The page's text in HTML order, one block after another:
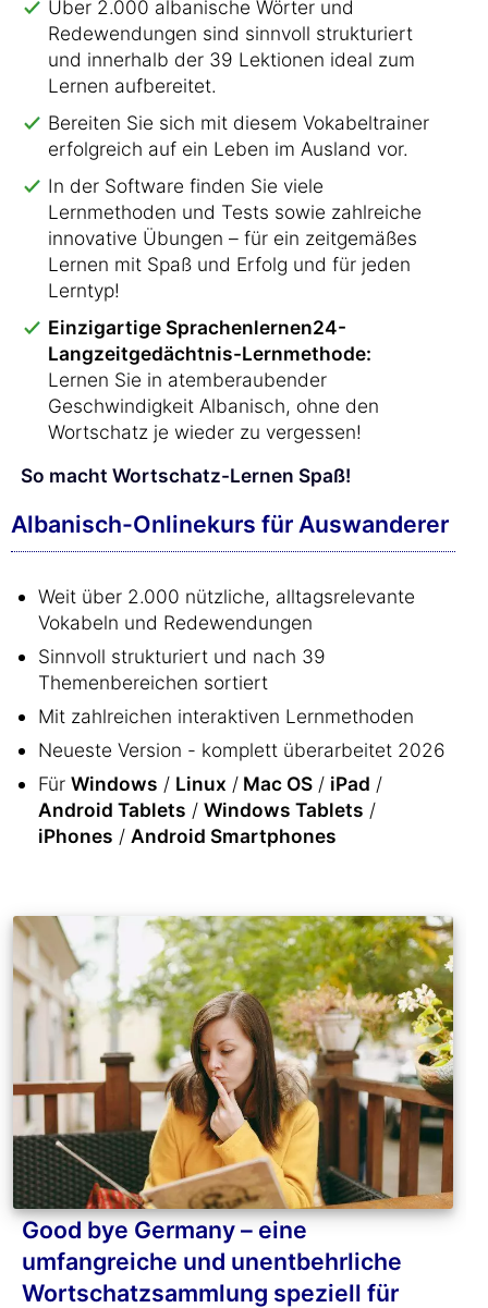
Über 2.000 albanische Wörter und
Redewendungen sind sinnvoll strukturiert
und innerhalb der 39 Lektionen ideal zum
Lernen aufbereitet.
Bereiten Sie sich mit diesem Vokabeltrainer
erfolgreich auf ein Leben im Ausland vor.
In der Software finden Sie viele
Lernmethoden und Tests sowie zahlreiche
innovative Übungen – für ein zeitgemäßes
Lernen mit Spaß und Erfolg und für jeden
Lerntyp!
Einzigartige Sprachenlernen24-
Langzeitgedächtnis-Lernmethode:
Lernen Sie in atemberaubender
Geschwindigkeit Albanisch, ohne den
Wortschatz je wieder zu vergessen!
So macht Wortschatz-Lernen Spaß!
Albanisch-Onlinekurs für Auswanderer
Weit über 2.000 nützliche, alltagsrelevante
Vokabeln und Redewendungen
Sinnvoll strukturiert und nach 39
Themenbereichen sortiert
Mit zahlreichen interaktiven Lernmethoden
Neueste Version - komplett überarbeitet 2026
Für Windows / Linux / Mac OS / iPad /
Android Tablets / Windows Tablets /
iPhones / Android Smartphones
Good bye Germany – eine
umfangreiche und unentbehrliche
Wortschatzsammlung speziell für